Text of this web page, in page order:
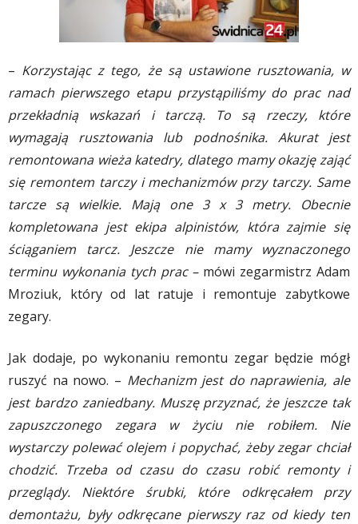
– Korzystając z tego, że są ustawione rusztowania, w
ramach pierwszego etapu przystąpiliśmy do prac nad
przekładnią wskazań i tarczą. To są rzeczy, które
wymagają rusztowania lub podnośnika. Akurat jest
remontowana wieża katedry, dlatego mamy okazję zająć
się remontem tarczy i mechanizmów przy tarczy. Same
tarcze są wielkie. Mają one 3 x 3 metry. Obecnie
kompletowana jest ekipa alpinistów, która zajmie się
ściąganiem tarcz. Jeszcze nie mamy wyznaczonego
terminu wykonania tych prac –mówi zegarmistrz Adam
Mroziuk, który od lat ratuje i remontuje zabytkowe
zegary.
Jak dodaje, po wykonaniu remontu zegar będzie mógł
ruszyć na nowo. – Mechanizm jest do naprawienia, ale
jest bardzo zaniedbany. Muszę przyznać, że jeszcze tak
zapuszczonego zegara w życiu nie robiłem. Nie
wystarczy polewać olejem i popychać, żeby zegar chciał
chodzić. Trzeba od czasu do czasu robić remonty i
przeglądy. Niektóre śrubki, które odkręcałem przy
demontażu, były odkręcane pierwszy raz od kiedy ten